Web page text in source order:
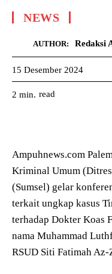
NEWS
AUTHOR: Redaksi
15 Desember 2024
2 min. read
Ampuhnews.com
Kriminal Umum
(Sumsel) gelar
terkait ungkap kasus
terhadap Dokter Koas
nama Muhammad
RSUD Siti Fatimah Az-